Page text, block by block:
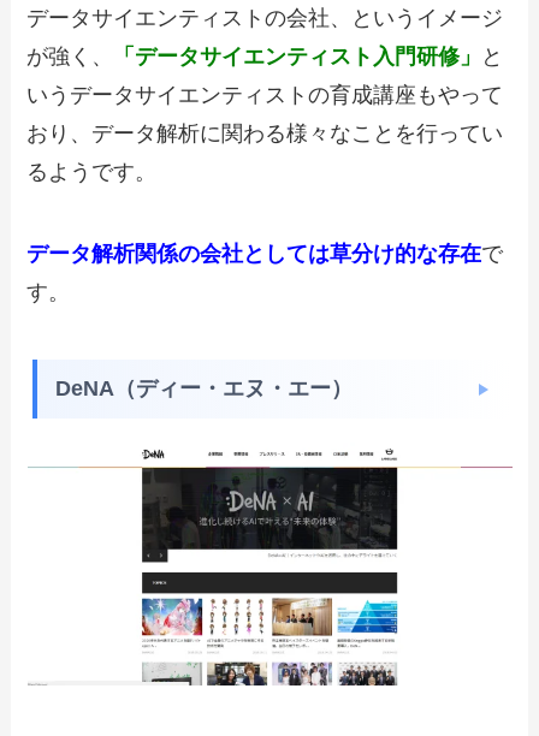
データサイエンティストの会社、というイメージ
が強く、
「データサイエンティスト入門研修」
と
いうデータサイエンティストの育成講座もやって
おり、データ解析に関わる様々なことを行ってい
るようです。
データ解析関係の会社としては草分け的な存在で
す。
DeNA（ディー・エヌ・エー）